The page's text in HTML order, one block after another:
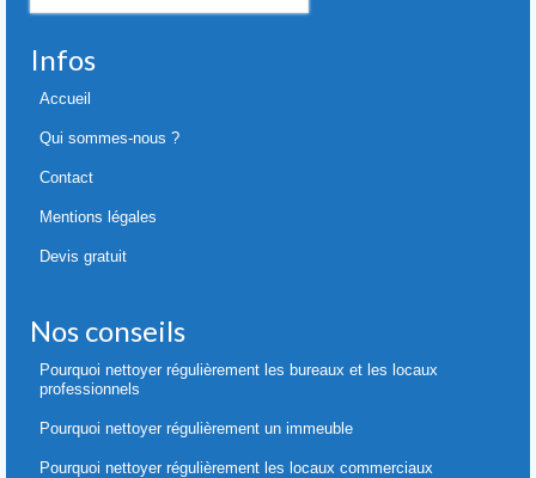
Infos
Accueil
Qui sommes-nous ?
Contact
Mentions légales
Devis gratuit
Nos conseils
Pourquoi nettoyer régulièrement les bureaux et les locaux
professionnels
Pourquoi nettoyer régulièrement un immeuble
Pourquoi nettoyer régulièrement les locaux commerciaux